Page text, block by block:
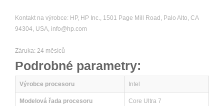
Kontakt na výrobce: HP, HP Inc., 1501 Page Mill Road, Palo Alto, CA
94304, USA, info@hp.com
Záruka: 24 měsíců
Podrobné parametry:
Výrobce procesoru Intel
Modelová řada procesoru Core Ultra 7